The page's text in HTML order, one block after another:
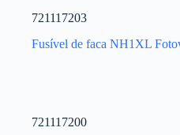
721117203
Fusível de faca NH1XL
721117200